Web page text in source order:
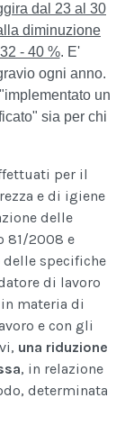
dal 23 al 30
diminuzione
- 40 %. E'
ogni anno.
un
sia per chi
per il
e di igiene
delle
81/2008 e
specifiche
di lavoro
materia di
e con gli
una riduzione
, in relazione
determinata